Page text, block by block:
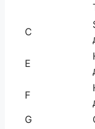
С
Е
F
G